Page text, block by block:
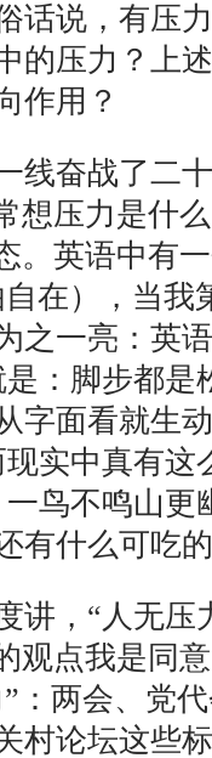
话说，有压
的压力？上
作用 ？
线奋战了二
想压力是什
。英语中有
自在），当
之一亮：英
：脚步都是
字面看就生
实中真有这
鸟不鸣山更
有什么可吃
，“人无压
观点我是同
：两会、党
村论坛这些